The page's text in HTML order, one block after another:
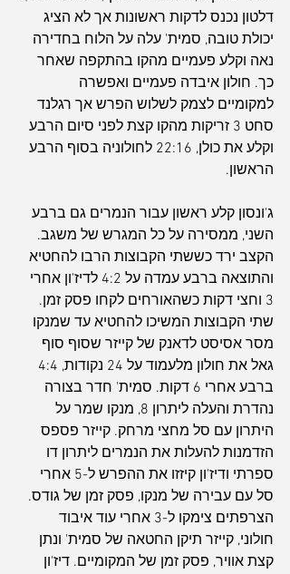
דלטון נכנס לדקות ראשונות אך לא הציג
יכולת טובה, סמית' עלה על הלוח בחדירה
נאה וקלע פעמיים מהקו בהתקפה שאחר
כך. חולון איבדה פעמיים ואפשרה
למקומיים לצמק לשלוש הפרש אך רגלנד
סחט 3 זריקות מהקו קצת לפני סיום הרבע
וקלע את כולן, 22:16 לחולוניה בסוף הרבע
הראשון.
ג'ונסון קלע ראשון עבור הנמרים גם ברבע
השני, ממסירה על כל המגרש של משגב.
הקצב ירד כששתי הקבוצות הרבו להחטיא
והתוצאה ברבע עמדה על 4:2 לדיז'ון אחרי
3 וחצי דקות כשהאורחים לקחו פסק זמן.
שתי הקבוצות המשיכו להחטיא עד שמנקו
מסר אסיסט לדאנק של קייזר שסוף סוף
ברבע אחרי 6 דקות. סמית' חדר בצורה
נהדרת והעלה ליתרון 8, מנקו שמר על
היתרון עם סל מחצי מרחק. קייזר פספס
הזדמנות להעלות את הנמרים ליתרון דו
ספרתי ודיז'ון קיזזו את ההפרש ל-5 אחרי
סל עם עבירה של מנקו, פסק זמן של גודס.
הצרפתים צימקו ל-3 אחרי עוד איבוד
חולוני, קייזר תיקן החטאה של סמית' ונתן
קצת אוויר, פסק זמן של המקומיים. דיז'ון